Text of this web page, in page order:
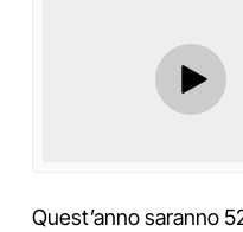
Quest’anno saranno